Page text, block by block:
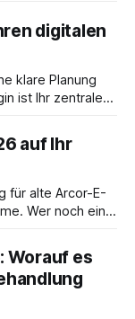
digitalen
klare Planung
ist Ihr zentraler
rund um
Leitfaden
Einstieg
auf Ihr
Wer noch eine
E-Mail & Cloud
mail.
Worauf es